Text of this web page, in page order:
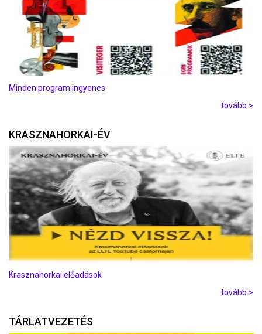
Minden program ingyenes
tovább >
KRASZNAHORKAI-ÉV
Krasznahorkai előadások
tovább >
TÁRLATVEZETÉS